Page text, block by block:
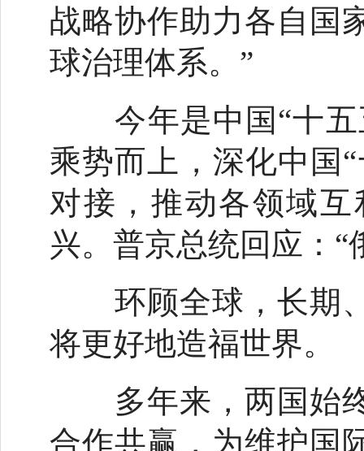
战略协作助力各自国
球治理体系。”
今年是中国“十五
乘势而上，深化中国
对接，推动各领域
兴。普京总统回应：
环顾全球，长期、
将更好地造福世界。
多年来，两国始终
合作共赢，为维护国